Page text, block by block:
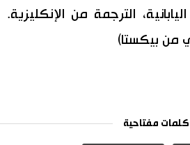
الترجمة من الإنكليزية.
من بيكستا)
كلمات مفتاحية